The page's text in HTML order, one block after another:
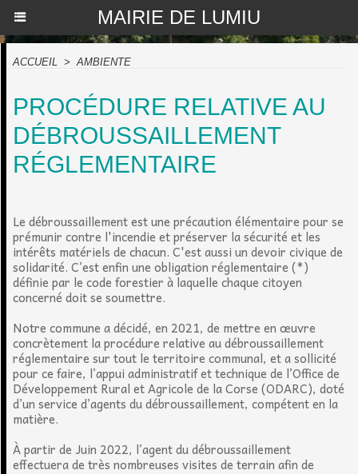
MAIRIE DE LUMIU
ACCUEIL > AMBIENTE
PROCÉDURE RELATIVE AU
DÉBROUSSAILLEMENT
RÉGLEMENTAIRE
Le débroussaillement est une précaution élémentaire pour se
prémunir contre l'incendie et préserver la sécurité et les
intérêts matériels de chacun. C'est aussi un devoir civique de
solidarité. C’est enfin une obligation réglementaire (*)
définie par le code forestier à laquelle chaque citoyen
concerné doit se soumettre.
Notre commune a décidé, en 2021, de mettre en œuvre
concrètement la procédure relative au débroussaillement
réglementaire sur tout le territoire communal, et a sollicité
pour ce faire, l’appui administratif et technique de l’Office de
Développement Rural et Agricole de la Corse (ODARC), doté
d’un service d’agents du débroussaillement, compétent en la
matière.
À partir de Juin 2022, l’agent du débroussaillement
effectuera de très nombreuses visites de terrain afin de